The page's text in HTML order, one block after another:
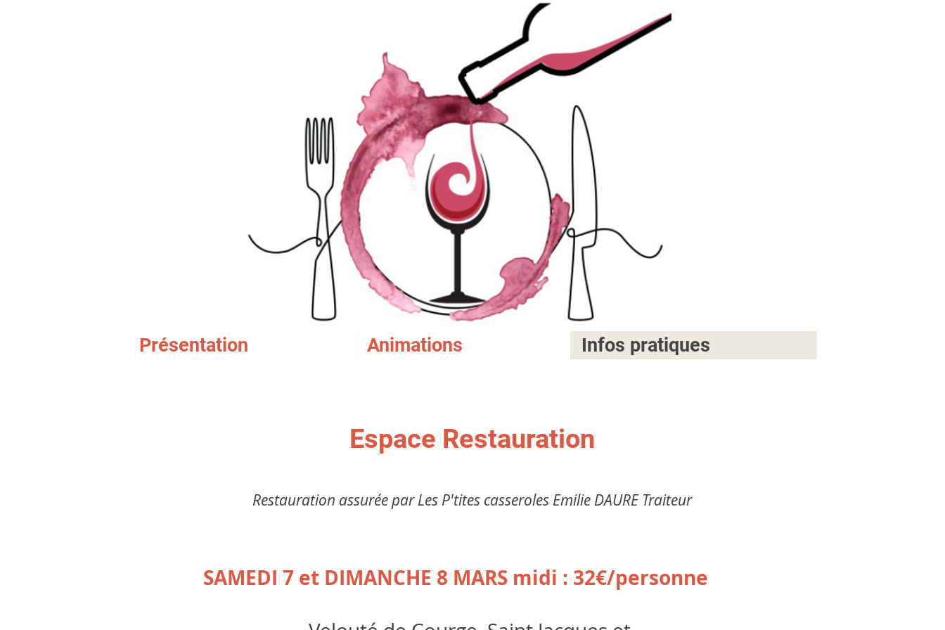
Présentation Animations Infos pratiques
Espace Restauration
Restauration assurée par Les P'tites casseroles Emilie DAURE Traiteur
SAMEDI 7 et DIMANCHE 8 MARS midi : 32€/personne